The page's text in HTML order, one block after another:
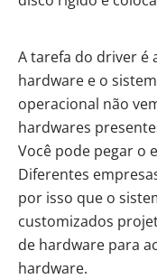
A tarefa do driver é
hardware e o
operacional não
hardwares
Você pode pegar o
Diferentes
por isso que o
customizados
de hardware para
hardware.